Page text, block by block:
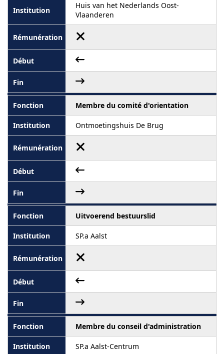
Huis van het Nederlands Oost-
Vlaanderen
Membre du comité d'orientation
Ontmoetingshuis De Brug
Uitvoerend bestuurslid
SP.a Aalst
Membre du conseil d'administration
SP.a Aalst-Centrum